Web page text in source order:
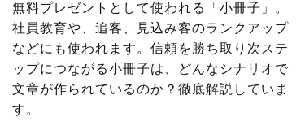
無料プレゼントとして使われる「小冊子」。
社員教育や、追客、見込み客のランクアップ
などにも使われます。信頼を勝ち取り次ステ
ップにつながる小冊子は、どんなシナリオで
文章が作られているのか？徹底解説していま
す。